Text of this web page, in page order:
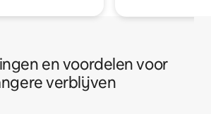
en voordelen voor
verblijven